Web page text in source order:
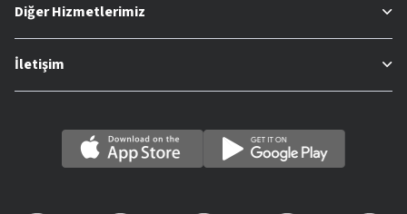
Diğer Hizmetlerimiz
İletişim